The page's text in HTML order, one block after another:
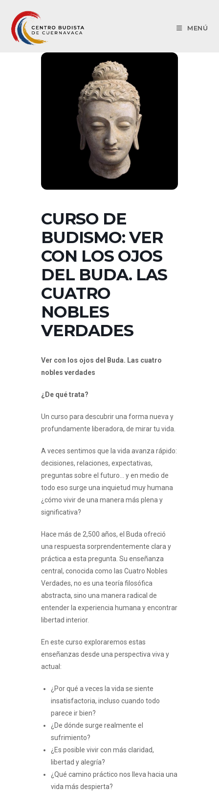
MENÚ
CURSO DE
BUDISMO: VER
CON LOS OJOS
DEL BUDA. LAS
CUATRO
NOBLES
VERDADES
Ver con los ojos del Buda. Las cuatro
nobles verdades
¿De qué trata?
Un curso para descubrir una forma nueva y
profundamente liberadora, de mirar tu vida.
A veces sentimos que la vida avanza rápido:
decisiones, relaciones, expectativas,
preguntas sobre el futuro… y en medio de
todo eso surge una inquietud muy humana
¿cómo vivir de una manera más plena y
significativa?
Hace más de 2,500 años, el Buda ofreció
una respuesta sorprendentemente clara y
práctica a esta pregunta. Su enseñanza
central, conocida como las Cuatro Nobles
Verdades, no es una teoría filosófica
abstracta, sino una manera radical de
entender la experiencia humana y encontrar
libertad interior.
En este curso exploraremos estas
enseñanzas desde una perspectiva viva y
actual:
¿Por qué a veces la vida se siente
insatisfactoria, incluso cuando todo
parece ir bien?
¿De dónde surge realmente el
sufrimiento?
¿Es posible vivir con más claridad,
libertad y alegría?
¿Qué camino práctico nos lleva hacia una
vida más despierta?